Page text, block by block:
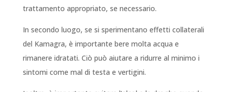
trattamento appropriato, se necessario.
In secondo luogo, se si sperimentano effetti collaterali
del Kamagra, è importante bere molta acqua e
rimanere idratati. Ciò può aiutare a ridurre al minimo i
sintomi come mal di testa e vertigini.